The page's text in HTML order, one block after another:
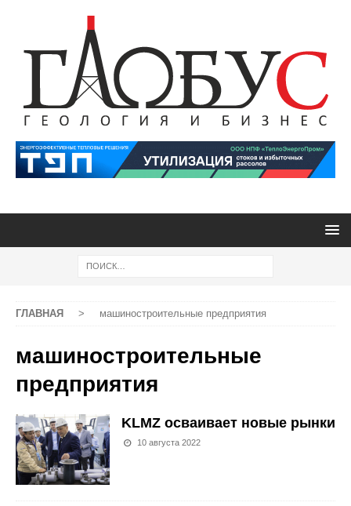
ГЛАВНАЯ > машиностроительные предприятия
машиностроительные
предприятия
KLMZ осваивает новые рынки
10 августа 2022